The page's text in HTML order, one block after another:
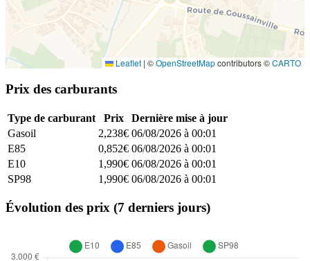
Leaflet | ©OpenStreetMapcontributors ©CARTO
Prix des carburants
Type de carburant Prix
Dernière mise à jour
Gasoil
2,238€ 06/08/2026 à 00:01
E85
0,852€ 06/08/2026 à 00:01
E10
1,990€ 06/08/2026 à 00:01
SP98
1,990€ 06/08/2026 à 00:01
Évolution des prix (7 derniers jours)